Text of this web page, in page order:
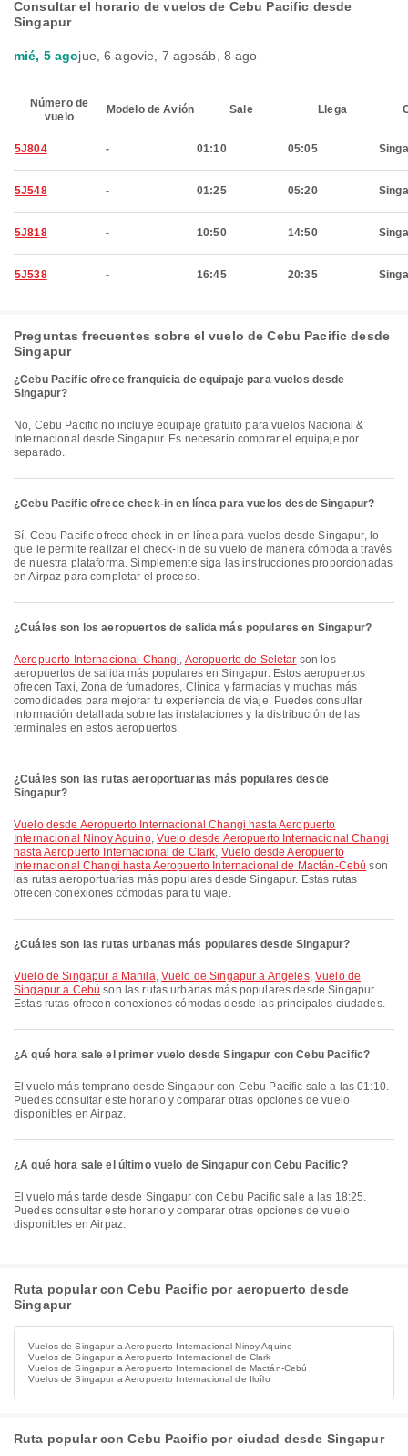
Consultar el horario de vuelos de Cebu Pacific desde
Singapur
mié, 5 agojue, 6 agovie, 7 agosáb, 8 ago
Número de
vuelo
Modelo de Avión Sale Llega
5J804 - 01:10 05:05
5J548 - 01:25 05:20
5J818 - 10:50 14:50
5J538 - 16:45 20:35
Preguntas frecuentes sobre el vuelo de Cebu Pacific desde
Singapur
¿Cebu Pacific ofrece franquicia de equipaje para vuelos desde
Singapur?
No, Cebu Pacific no incluye equipaje gratuito para vuelos Nacional &
Internacional desde Singapur. Es necesario comprar el equipaje por
separado.
¿Cebu Pacific ofrece check-in en línea para vuelos desde Singapur?
Sí, Cebu Pacific ofrece check-in en línea para vuelos desde Singapur, lo
que le permite realizar el check-in de su vuelo de manera cómoda a través
de nuestra plataforma. Simplemente siga las instrucciones proporcionadas
en Airpaz para completar el proceso.
¿Cuáles son los aeropuertos de salida más populares en Singapur?
Aeropuerto Internacional Changi, Aeropuerto de Seletar son los
aeropuertos de salida más populares en Singapur. Estos aeropuertos
ofrecen Taxi, Zona de fumadores, Clínica y farmacias y muchas más
comodidades para mejorar tu experiencia de viaje. Puedes consultar
información detallada sobre las instalaciones y la distribución de las
terminales en estos aeropuertos.
¿Cuáles son las rutas aeroportuarias más populares desde
Singapur?
Vuelo desde Aeropuerto Internacional Changi hasta Aeropuerto
Internacional Ninoy Aquino, Vuelo desde Aeropuerto Internacional Changi
hasta Aeropuerto Internacional de Clark, Vuelo desde Aeropuerto
Internacional Changi hasta Aeropuerto Internacional de Mactán-Cebú son
las rutas aeroportuarias más populares desde Singapur. Estas rutas
ofrecen conexiones cómodas para tu viaje.
¿Cuáles son las rutas urbanas más populares desde Singapur?
Vuelo de Singapur a Manila, Vuelo de Singapur a Angeles, Vuelo de
Singapur a Cebú son las rutas urbanas más populares desde Singapur.
Estas rutas ofrecen conexiones cómodas desde las principales ciudades.
¿A qué hora sale el primer vuelo desde Singapur con Cebu Pacific?
El vuelo más temprano desde Singapur con Cebu Pacific sale a las 01:10.
Puedes consultar este horario y comparar otras opciones de vuelo
disponibles en Airpaz.
¿A qué hora sale el último vuelo de Singapur con Cebu Pacific?
El vuelo más tarde desde Singapur con Cebu Pacific sale a las 18:25.
Puedes consultar este horario y comparar otras opciones de vuelo
disponibles en Airpaz.
Ruta popular con Cebu Pacific por aeropuerto desde
Singapur
Vuelos de Singapur a Aeropuerto Internacional Ninoy Aquino
Vuelos de Singapur a Aeropuerto Internacional de Clark
Vuelos de Singapur a Aeropuerto Internacional de Mactán-Cebú
Vuelos de Singapur a Aeropuerto Internacional de Iloílo
Ruta popular con Cebu Pacific por ciudad desde Singapur